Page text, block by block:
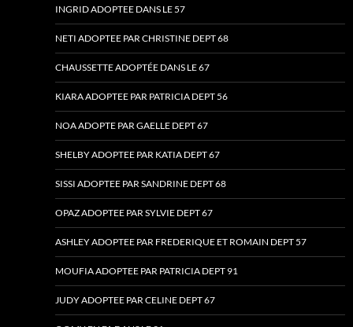
INGRID ADOPTEE DANS LE 57
NETI ADOPTEE PAR CHRISTINE DEPT 68
CHAUSSETTE ADOPTÉE DANS LE 67
KIARA ADOPTEE PAR PATRICIA DEPT 56
NOA ADOPTE PAR GAELLE DEPT 67
SHELBY ADOPTEE PAR KATIA DEPT 67
SISSI ADOPTEE PAR SANDRINE DEPT 68
OPAZ ADOPTEE PAR SYLVIE DEPT 67
ASHLEY ADOPTEE PAR FREDERIQUE ET ROMAIN DEPT 57
MOUFIA ADOPTEE PAR PATRICIA DEPT 91
JUDY ADOPTEE PAR CELINE DEPT 67